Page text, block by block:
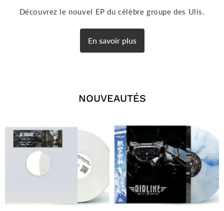
Découvrez le nouvel EP du célèbre groupe des Ulis.
En savoir plus
NOUVEAUTÉS